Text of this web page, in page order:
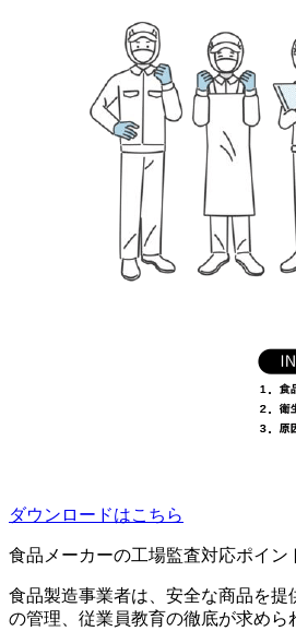
ダウンロードはこちら
食品メーカーの工場監査対応ポイン
食品製造事業者は、安全な商品を提
の管理、従業員教育の徹底が求めら